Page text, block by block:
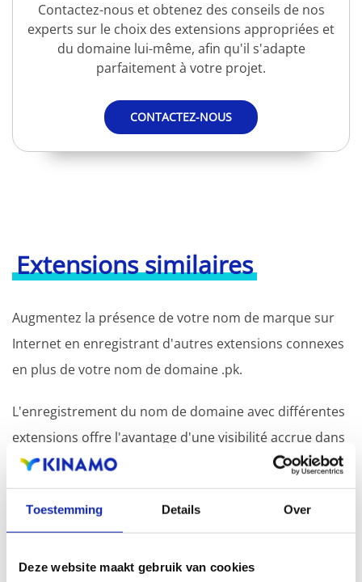
Toestemming Details Over
Deze website maakt gebruik van cookies
Contactez-nous et obtenez des conseils de nos
experts sur le choix des extensions appropriées et
du domaine lui-même, afin qu'il s'adapte
parfaitement à votre projet.
CONTACTEZ-NOUS
Extensions similaires
Augmentez la présence de votre nom de marque sur
Internet en enregistrant d'autres extensions connexes
en plus de votre nom de domaine .pk.
L'enregistrement du nom de domaine avec différentes
extensions offre l'avantage d'une visibilité accrue dans
les moteurs de recherche, d'une présence
géographique et d'une meilleure présence dans les
résultats de recherche locaux des moteurs de